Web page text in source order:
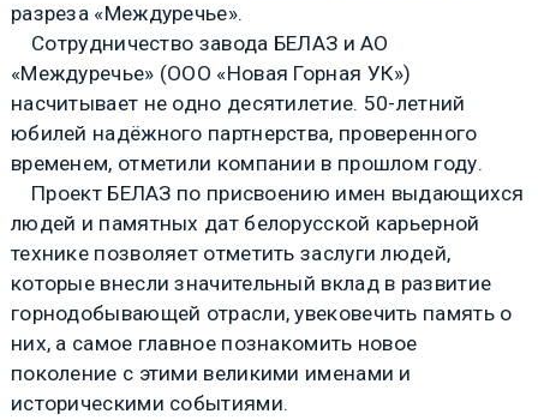
разреза «Междуречье».
Сотрудничество завода БЕЛАЗ и АО
«Междуречье» (ООО «Новая Горная УК»)
насчитывает не одно десятилетие. 50-летний
юбилей надёжного партнерства, проверенного
временем, отметили компании в прошлом году.
Проект БЕЛАЗ по присвоению имен выдающихся
людей и памятных дат белорусской карьерной
технике позволяет отметить заслуги людей,
которые внесли значительный вклад в развитие
горнодобывающей отрасли, увековечить память о
них, а самое главное познакомить новое
поколение с этими великими именами и
историческими событиями.